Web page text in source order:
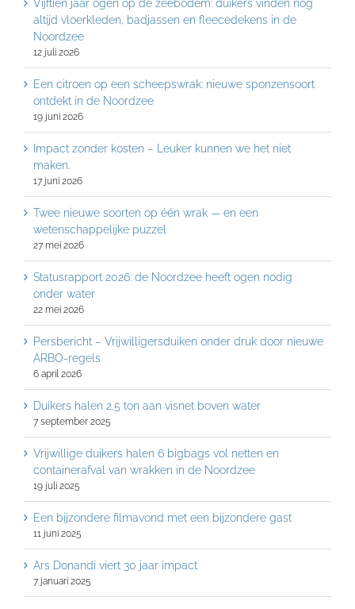
Vijftien jaar ogen op de zeebodem: duikers vinden nog
altijd vloerkleden, badjassen en fleecedekens in de
Noordzee
12 juli 2026
Een citroen op een scheepswrak: nieuwe sponzensoort
ontdekt in de Noordzee
19 juni 2026
Impact zonder kosten – Leuker kunnen we het niet
maken.
17 juni 2026
Twee nieuwe soorten op één wrak — en een
wetenschappelijke puzzel
27 mei 2026
Statusrapport 2026: de Noordzee heeft ogen nodig
onder water
22 mei 2026
Persbericht – Vrijwilligersduiken onder druk door nieuwe
ARBO-regels
6 april 2026
Duikers halen 2,5 ton aan visnet boven water
7 september 2025
Vrijwillige duikers halen 6 bigbags vol netten en
containerafval van wrakken in de Noordzee
19 juli 2025
Een bijzondere filmavond met een bijzondere gast
11 juni 2025
Ars Donandi viert 30 jaar impact
7 januari 2025